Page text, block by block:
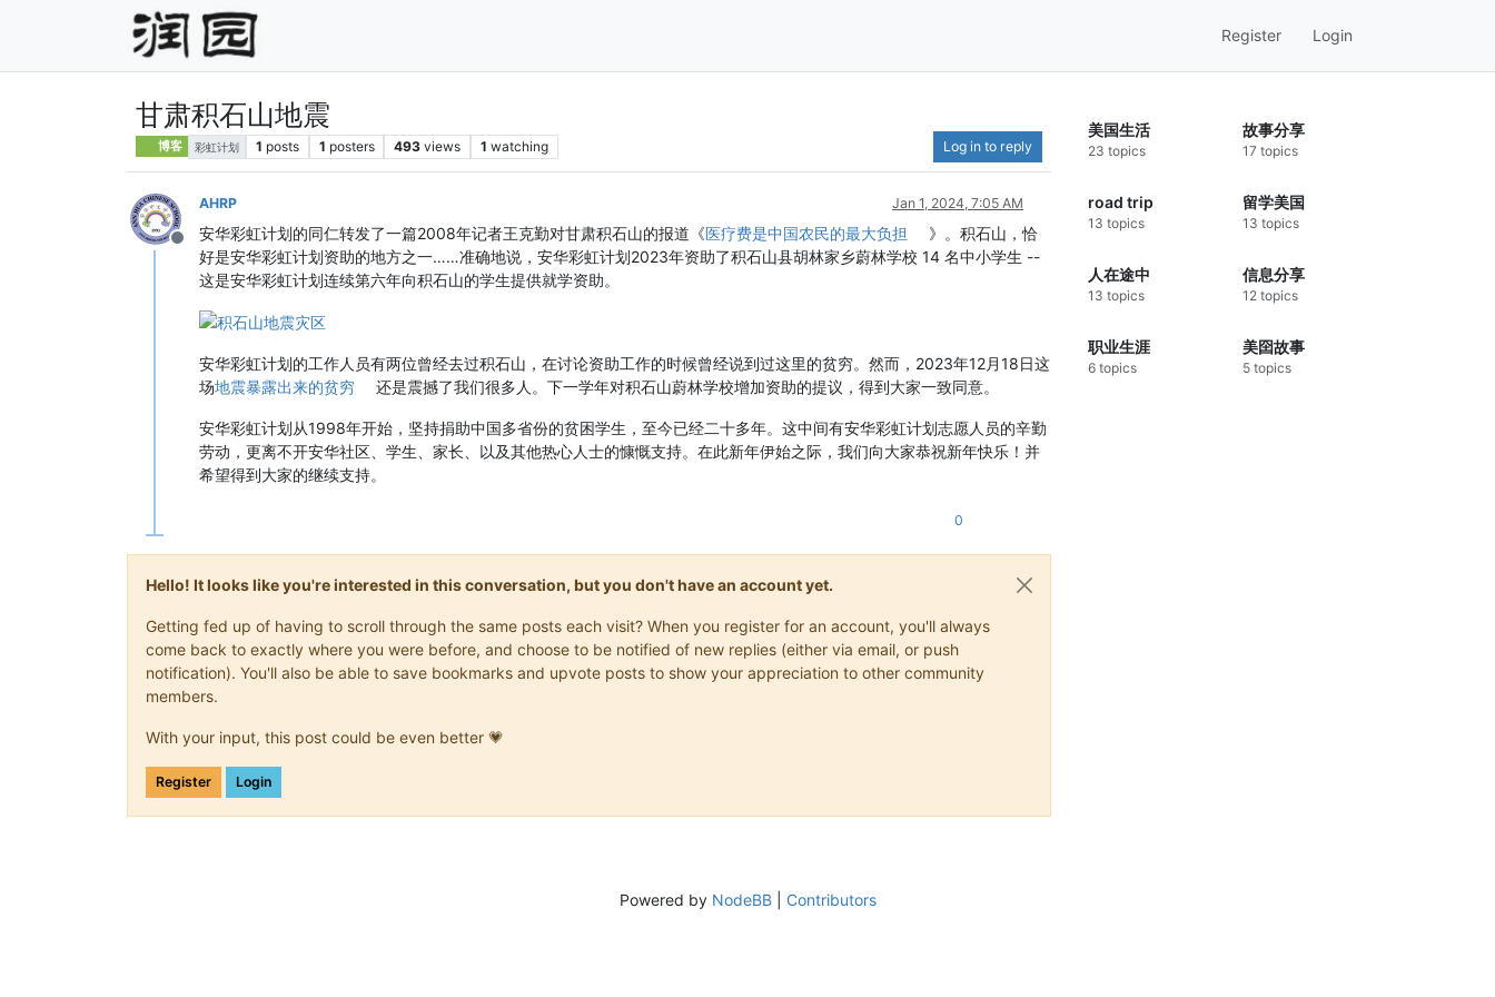
Register Login
甘肃积石山地震
博客 彩虹计划 1 posts 1 posters 493 views 1 watching Log in to reply
Offline
AHRP Jan 1, 2024, 7:05 AM
安华彩虹计划的同仁转发了一篇2008年记者王克勤对甘肃积石山的报道《医疗费是中国农民的最大负担
》。积石山，恰
好是安华彩虹计划资助的地方之一……准确地说，安华彩虹计划2023年资助了积石山县胡林家乡蔚林学校 14 名中小学生 --
这是安华彩虹计划连续第六年向积石山的学生提供就学资助。
安华彩虹计划的工作人员有两位曾经去过积石山，在讨论资助工作的时候曾经说到过这里的贫穷。然而，2023年12月18日这
场地震暴露出来的贫穷 还是震撼了我们很多人。下一学年对积石山蔚林学校增加资助的提议，得到大家一致同意。
安华彩虹计划从1998年开始，坚持捐助中国多省份的贫困学生，至今已经二十多年。这中间有安华彩虹计划志愿人员的辛勤
劳动，更离不开安华社区、学生、家长、以及其他热心人士的慷慨支持。在此新年伊始之际，我们向大家恭祝新年快乐！并
希望得到大家的继续支持。
0
Hello! It looks like you're interested in this conversation, but you don't have an account yet.
Getting fed up of having to scroll through the same posts each visit? When you register for an account, you'll always
come back to exactly where you were before, and choose to be notified of new replies (either via email, or push
notification). You'll also be able to save bookmarks and upvote posts to show your appreciation to other community
members.
With your input, this post could be even better 💗
Register Login
美国生活
23 topics
故事分享
17 topics
road trip
13 topics
留学美国
13 topics
人在途中
13 topics
信息分享
12 topics
职业生涯
6 topics
美囶故事
5 topics
Powered by NodeBB| Contributors